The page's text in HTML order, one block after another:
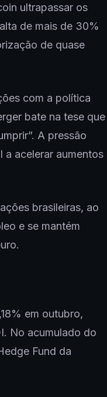
ultrapassar os
de mais de 30%
de quase
com a política
bate na tese que
A pressão
a acelerar aumentos
brasileiras, ao
e se mantém
em outubro,
No acumulado do
Fund da